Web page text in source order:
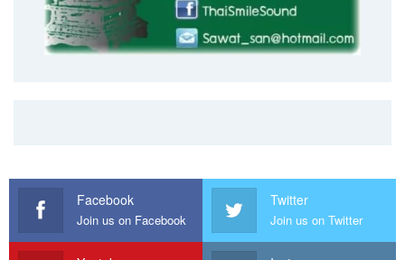
Facebook
Join us on Facebook
Twitter
Join us on Twitter